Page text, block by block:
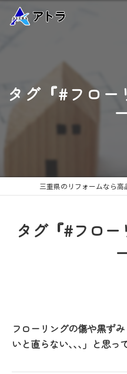
タグ『#フロー
三重県のリフォームなら高
タグ『#フロ
フローリングの傷や黒ず
いと直らない､､､」と思っ